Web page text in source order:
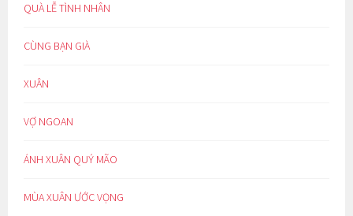
QUÀ LỄ TÌNH NHÂN
CÙNG BẠN GIÀ
XUÂN
VỢ NGOAN
ÁNH XUÂN QUÝ MÃO
MÙA XUÂN ƯỚC VỌNG